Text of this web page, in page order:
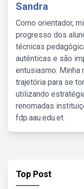
Sandra
Como orientador,
progresso dos
técnicas
autênticas e são
entusiasmo. Minha
trajetória para se
utilizando
renomadas
fdp.aau.edu.et.
Top Post